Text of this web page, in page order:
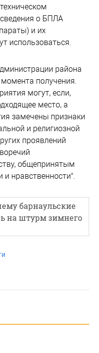
о БПЛА
и их
использоваться.
района
получения.
могут, если,
место, а
замечены признаки
и религиозной
проявлений
общепринятым
нравственности".
барнаульские
на штурм зимнего